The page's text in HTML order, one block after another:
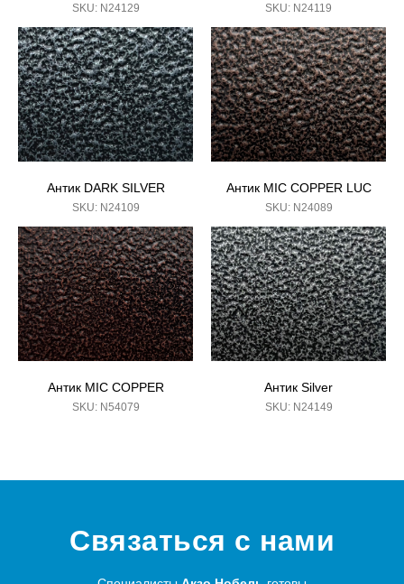
SKU: N24129 SKU: N24119
Антик DARK SILVER
SKU: N24109
Антик MIC COPPER LUC
SKU: N24089
Антик MIC COPPER
SKU: N54079
Антик Silver
SKU: N24149
Связаться с нами